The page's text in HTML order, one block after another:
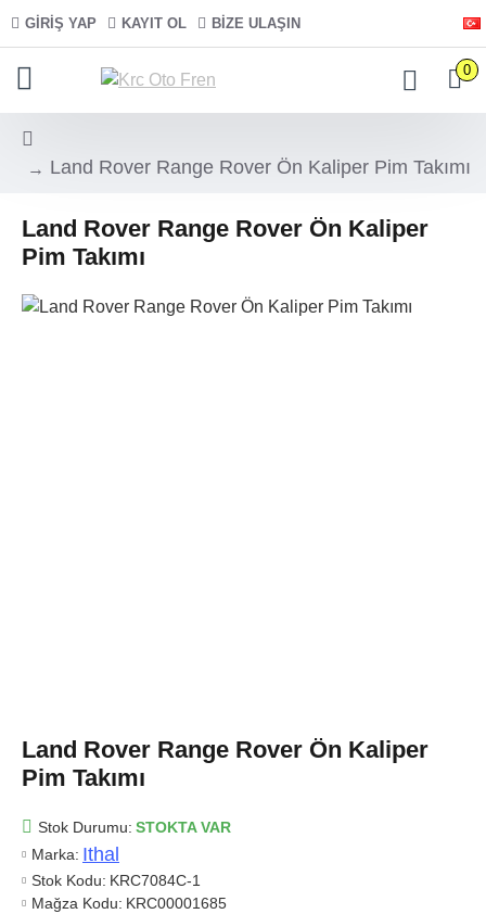
GIRIŞ YAP KAYIT OL BIZE ULAŞIN
0
Land Rover Range Rover Ön Kaliper Pim Takımı
Land Rover Range Rover Ön Kaliper
Pim Takımı
Land Rover Range Rover Ön Kaliper
Pim Takımı
Stok Durumu: STOKTA VAR
Marka: Ithal
Stok Kodu: KRC7084C-1
Mağza Kodu: KRC00001685